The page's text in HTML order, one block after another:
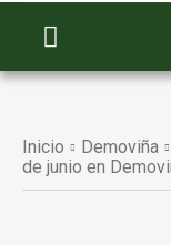
Inicio Demoviña
de junio en